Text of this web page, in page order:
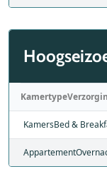
Kamertype
KamersBed &
Appartement